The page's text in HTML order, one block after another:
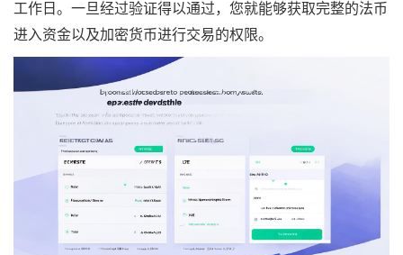
工作日。一旦经过验证得以通过，您就能够获取完整的法币
进入资金以及加密货币进行交易的权限。